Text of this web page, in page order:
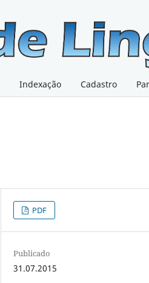
Indexação Cadastro
PDF
Publicado
31.07.2015